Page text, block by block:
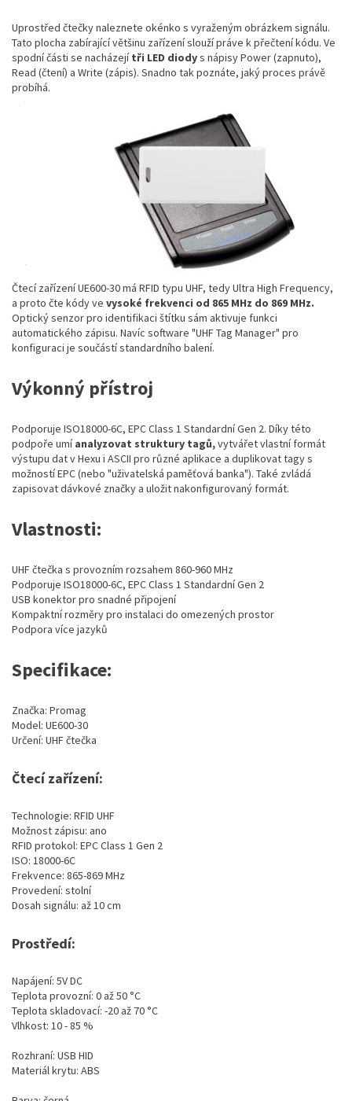
Uprostřed čtečky naleznete okénko s vyraženým obrázkem signálu.
Tato plocha zabírající většinu zařízení slouží práve k přečtení kódu. Ve
spodní části se nacházejítři LED diodys nápisy Power (zapnuto),
Read (čtení) a Write (zápis). Snadno tak poznáte, jaký proces právě
probíhá.
Čtecí zařízení UE600-30 má RFID typu UHF, tedy Ultra High Frequency,
a proto čte kódy ve vysoké frekvenci od 865 MHz do 869 MHz.
Optický senzor pro identifikaci štítku sám aktivuje funkci
automatického zápisu. Navíc software "UHF Tag Manager" pro
konfiguraci je součástí standardního balení.
Výkonný přístroj
Podporuje ISO18000-6C, EPC Class 1 Standardní Gen 2. Díky této
podpoře umíanalyzovat struktury tagů,vytvářet vlastní formát
výstupu dat v Hexu i ASCII pro různé aplikace a duplikovat tagy s
možností EPC (nebo "uživatelská paměťová banka"). Také zvládá
zapisovat dávkové značky a uložit nakonfigurovaný formát.
Vlastnosti:
UHF čtečka s provozním rozsahem 860-960 MHz
Podporuje ISO18000-6C, EPC Class 1 Standardní Gen 2
USB konektor pro snadné připojení
Kompaktní rozměry pro instalaci do omezených prostor
Podpora více jazyků
Specifikace:
Značka: Promag
Model: UE600-30
Určení: UHF čtečka
Čtecí zařízení:
Technologie: RFID UHF
Možnost zápisu: ano
RFID protokol: EPC Class 1 Gen 2
ISO: 18000-6C
Frekvence: 865-869 MHz
Provedení: stolní
Dosah signálu: až 10 cm
Prostředí:
Napájení: 5V DC
Teplota provozní: 0 až 50 °C
Teplota skladovací: -20 až 70 °C
Vlhkost: 10 - 85 %
Rozhraní: USB HID
Materiál krytu: ABS